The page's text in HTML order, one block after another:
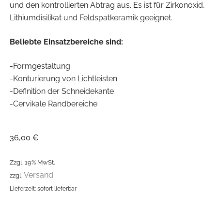
und den kontrollierten Abtrag aus. Es ist für Zirkonoxid,
Lithiumdisilikat und Feldspatkeramik geeignet.
Beliebte Einsatzbereiche sind:
-Formgestaltung
-Konturierung von Lichtleisten
-Definition der Schneidekante
-Cervikale Randbereiche
36,00 €
Zzgl. 19% MwSt.
zzgl. Versand
Lieferzeit: sofort lieferbar